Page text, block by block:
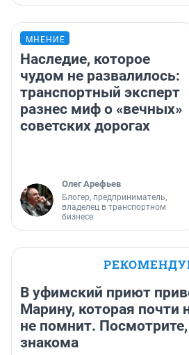
МНЕНИЕ
Наследие, которое
чудом не развалилось:
транспортный эксперт
разнес миф о «вечных»
советских дорогах
Олег Арефьев
Блогер, предприниматель,
владелец в транспортном
бизнесе
В уфимский приют
Марину, которая почти
не помнит.
знакома